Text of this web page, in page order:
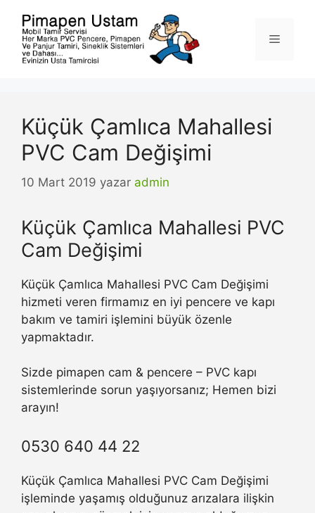
Menü
Küçük Çamlıca Mahallesi
PVC Cam Değişimi
10 Mart 2019 yazar admin
Küçük Çamlıca Mahallesi PVC
Cam Değişimi
Küçük Çamlıca Mahallesi PVC Cam Değişimi
hizmeti veren firmamız en iyi pencere ve kapı
bakım ve tamiri işlemini büyük özenle
yapmaktadır.
Sizde pimapen cam & pencere – PVC kapı
sistemlerinde sorun yaşıyorsanız; Hemen bizi
arayın!
0530 640 44 22
Küçük Çamlıca Mahallesi PVC Cam Değişimi
işleminde yaşamış olduğunuz arızalara ilişkin